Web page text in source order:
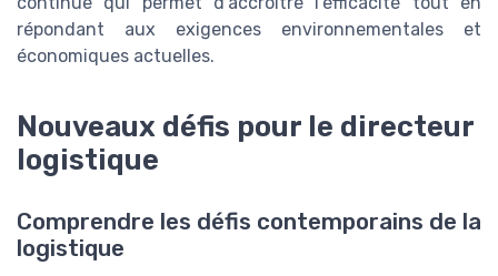
répondant aux exigences environnementales et
économiques actuelles.
Nouveaux défis pour le directeur
logistique
Comprendre les défis contemporains de la
logistique